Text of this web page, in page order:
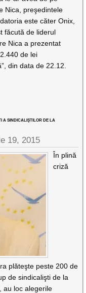
Nica, preşedintele
este căter Onix,
făcută de liderul
Nica a prezentat
de lei
din data de 22.12.
A SINDICALIŞTILOR DE LA
19, 2015
În plină
criză
plăteşte peste 200 de
de sindicalişti de la
au loc alegerile